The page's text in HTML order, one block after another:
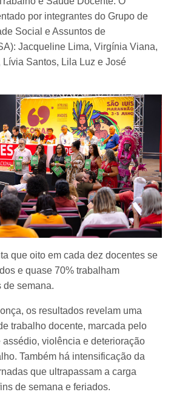
por integrantes do Grupo de
Social e Assuntos de
Jacqueline Lima, Virgínia Viana,
Lívia Santos, Lila Luz e José
que oito em cada dez docentes se
e quase 70% trabalham
de semana.
os resultados revelam uma
trabalho docente, marcada pelo
violência e deterioração
Também há intensificação da
que ultrapassam a carga
de semana e feriados.